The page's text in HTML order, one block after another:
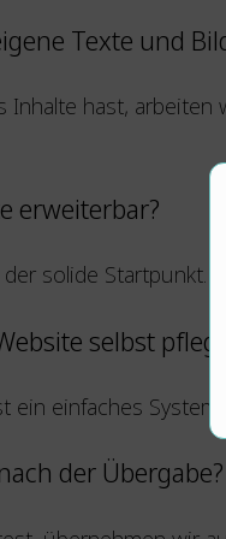
Texte und
Inhalte hast,
erweiterbar?
der solide
selbst
ein einfaches
der Übergabe?